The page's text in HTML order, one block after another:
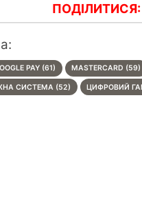
ПОДІЛИТИСЯ:
PAY (61) MASTERCARD (59)
СИСТЕМА (52) ЦИФРОВИЙ